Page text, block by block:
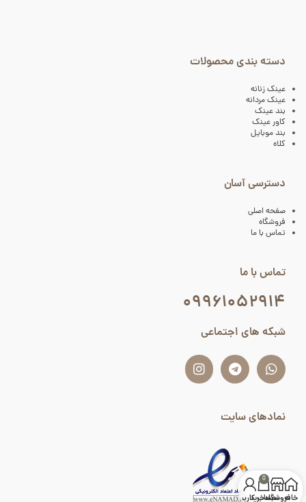
دسته بندی محصولات
عینک زنانه
عینک مردانه
بند عینک
کاور عینک
بند موبایل
کلاه
دسترسی آسان
صفحه اصلی
فروشگاه
تماس با ما
تماس با ما
۰۹۹۶۱۰۵۲۹۱۴
شبکه های اجتماعی
نمادهای سایت
خانهفروشگاه
0
سبد خرید
حساب کاربری من